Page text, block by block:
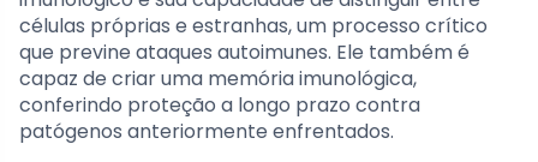
células próprias e estranhas, um processo crítico
que previne ataques autoimunes. Ele também é
capaz de criar uma memória imunológica,
conferindo proteção a longo prazo contra
patógenos anteriormente enfrentados.